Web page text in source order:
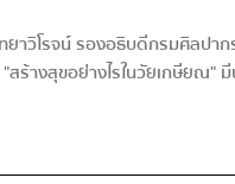
โรจน์ รองอธิบดีกรมศิลปาก
ร้างสุขอย่างไรในวัยเกษียณ